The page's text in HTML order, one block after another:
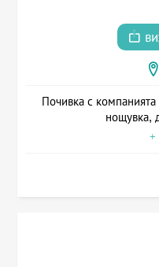
Почивка с
нощувка,
+